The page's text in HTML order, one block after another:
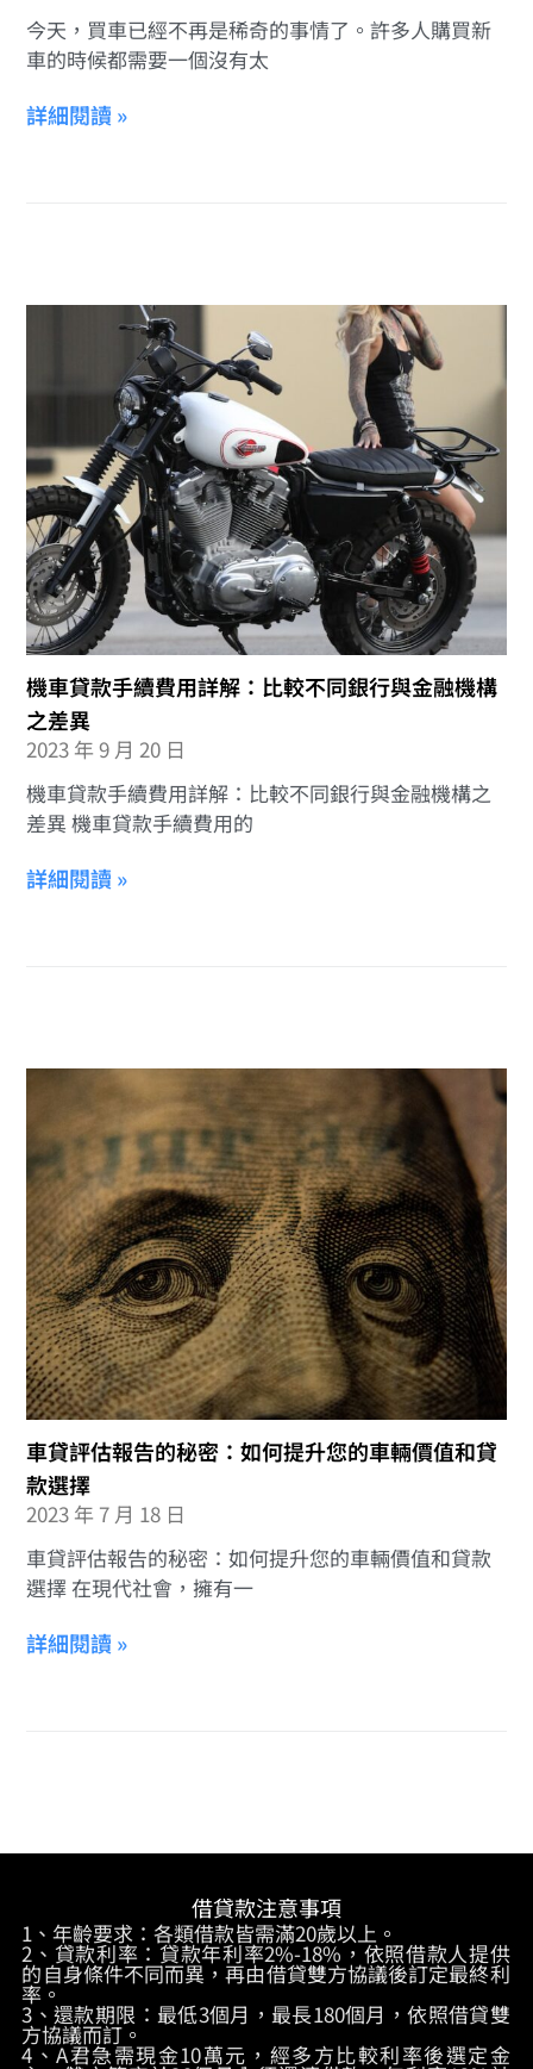
今天，買車已經不再是稀奇的事情了。許多人購買新
車的時候都需要一個沒有太
詳細閱讀 »
機車貸款手續費用詳解：比較不同銀行與金融機構
之差異
2023 年 9 月 20 日
機車貸款手續費用詳解：比較不同銀行與金融機構之
差異 機車貸款手續費用的
詳細閱讀 »
車貸評估報告的秘密：如何提升您的車輛價值和貸
款選擇
2023 年 7 月 18 日
車貸評估報告的秘密：如何提升您的車輛價值和貸款
選擇 在現代社會，擁有一
詳細閱讀 »
借貸款注意事項
1、年齡要求：各類借款皆需滿20歲以上。
2、貸款利率：貸款年利率2%-18%，依照借款人提供
的自身條件不同而異，再由借貸雙方協議後訂定最終利
率。
3、還款期限：最低3個月，最長180個月，依照借貸雙
方協議而訂。
4、A君急需現金10萬元，經多方比較利率後選定金